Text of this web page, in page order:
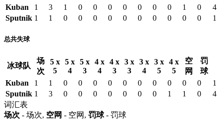
Kuban
1 3 1 0 0 0 0 0 0 0 1 0
4
Sputnik 1 1 0 0 0 0 0 0 0 0 0 0 1
总共失球
冰球队
场
次
5 x
5
5 x
4
5 x
3
4 x
4
4 x
3
3 x
3
3 x
4
3 x
5
4 x
5
空
网
罚
球
Kuban
1 1 0 0 0 0 0 0 0 0 0 0
1
Sputnik 1 3 0 0 0 0 0 0 0 1 1 0
4
词汇表
场次 - 场次, 空网 - 空网, 罚球- 罚球